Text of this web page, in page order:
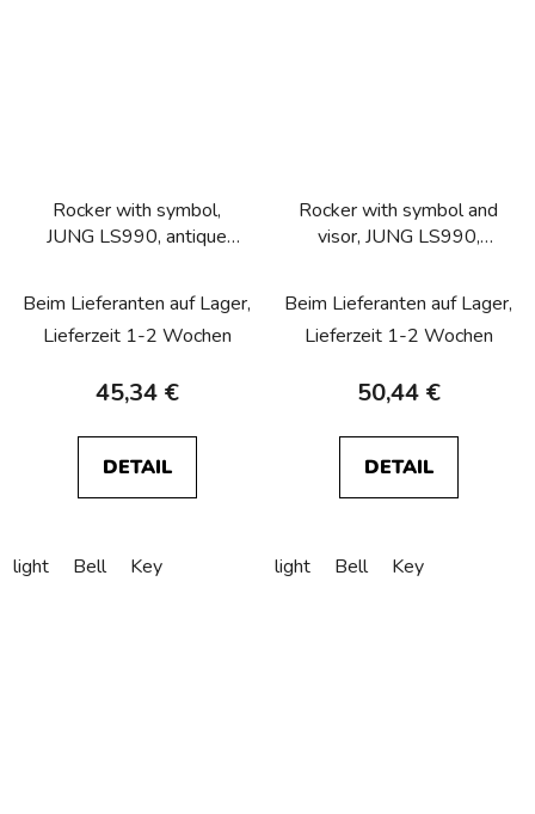
Rocker with symbol,
JUNG LS990, antique
Beim Lieferanten auf Lager,
Lieferzeit 1-2 Wochen
45,34 €
DETAIL
light Bell Key
Rocker with symbol and
visor, JUNG LS990,
Beim Lieferanten auf Lager,
Lieferzeit 1-2 Wochen
50,44 €
DETAIL
light Bell Key